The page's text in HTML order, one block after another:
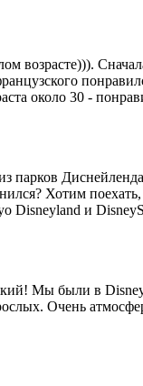
возрасте))).
около 30 -
парков
Хотим
Disneyland и
Мы были в
Очень